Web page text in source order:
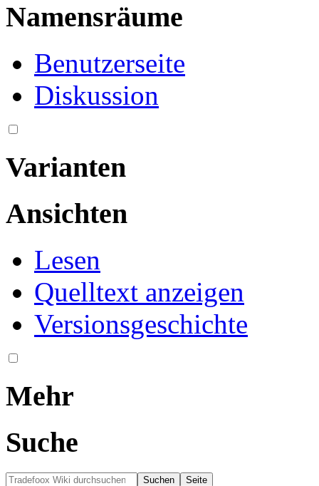
Namensräume
Benutzerseite
Diskussion
Varianten
Ansichten
Lesen
Quelltext anzeigen
Versionsgeschichte
Mehr
Suche